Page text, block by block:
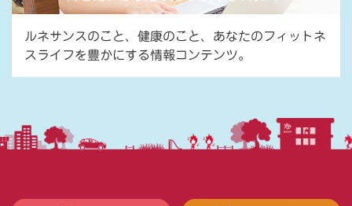
ルネサンスのこと、健康のこと、あなたのフィットネ
スライフを豊かにする情報コンテンツ。